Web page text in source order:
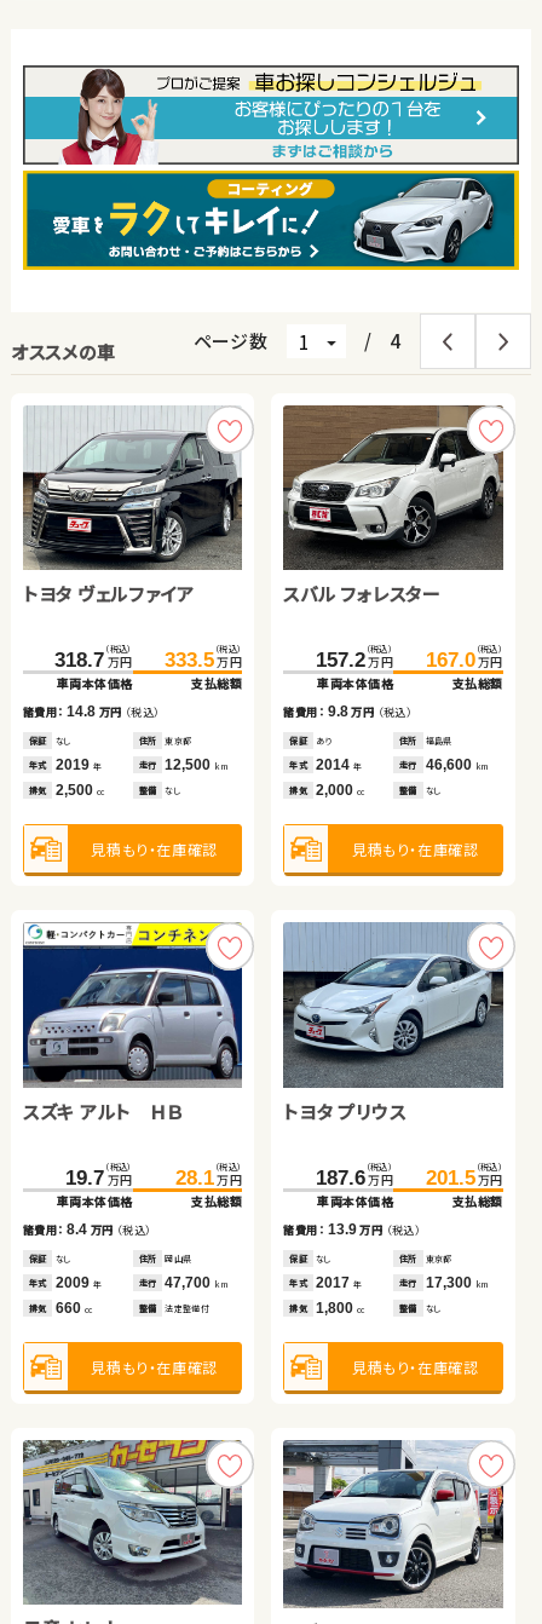
オススメの車 ページ数 / 4
トヨタ ヴェルファイア
318.7 （税込）
万円
車両本体価格
333.5 （税込）
万円
支払総額
諸費用：14.8 万円 （税込）
保証 なし 住所 東京都
年式 2019 年 走行 12,500 km
排気 2,500 cc 整備 なし
見積もり・在庫確認
スバル フォレスター
157.2 （税込）
万円
車両本体価格
167.0 （税込）
万円
支払総額
諸費用： 9.8万円 （税込）
保証 あり 住所 福島県
年式 2014年 走行 46,600 km
排気 2,000cc 整備 なし
見積もり・在庫確認
スズキ アルト ＨＢ
19.7 （税込）
万円
車両本体価格
28.1 （税込）
万円
支払総額
諸費用：8.4 万円 （税込）
保証 なし 住所 岡山県
年式 2009 年 走行 47,700 km
排気 660 cc 整備 法定整備付
見積もり・在庫確認
トヨタ プリウス
187.6 （税込）
万円
車両本体価格
201.5 （税込）
万円
支払総額
諸費用： 13.9万円 （税込）
保証 なし 住所 東京都
年式 2017年 走行 17,300 km
排気 1,800cc 整備 なし
見積もり・在庫確認
トヨタ ノア
139.1 （税込）
万円
車両本体価格
149.8 （税込）
万円
支払総額
諸費用：10.7 万円 （税込）
保証 あり 住所 青森県
年式 2019 年 走行 125,500km
排気 2,000 cc 整備 法定整備付
見積もり・在庫確認
日産 エクストレイル
242.3 （税込）
万円
車両本体価格
252.6 （税込）
万円
支払総額
諸費用： 10.3万円（税込）
保証 なし 住所 福島県
年式 2021年 走行 22,500 km
排気 2,000cc 整備 なし
見積もり・在庫確認
トヨタ ルーミー
131.2 （税込）
万円
車両本体価格
138.0 （税込）
万円
支払総額
諸費用：6.8 万円 （税込）
保証 あり 住所 青森県
年式 2019 年 走行 43,000 km
排気 1,000 整備 法定整備付
見積もり・在庫確認
トヨタ ルーミー
153.8 （税込）
万円
車両本体価格
165.5 （税込）
万円
支払総額
諸費用： 11.7万円 （税込）
保証 あり 住所 埼玉県
年式 2022年 走行 24,800 km
排気 1,000cc 整備 なし
見積もり・在庫確認
ホンダ フリード
153.0 （税込）
万円
車両本体価格
167.4 （税込）
万円
支払総額
諸費用：14.4 万円 （税込）
保証 あり 住所 埼玉県
年式 2017 年 走行 16,100 km
排気 1,500 cc 整備 法定整備付
見積もり・在庫確認
日産 エクストレイル
147.8 （税込）
万円
車両本体価格
159.8 （税込）
万円
支払総額
諸費用： 12.0万円（税込）
保証 あり 住所 埼玉県
年式 2018年 走行 67,700 km
排気 2,000cc 整備 法定整備付
見積もり・在庫確認
トヨタ ヴェルファイア
212.7 （税込）
万円
車両本体価格
227.5 （税込）
万円
支払総額
諸費用：14.8万円（税込）
保証 なし 住所 埼玉県
年式 2015 年 走行 53,300 km
排気 2,500 整備 なし
見積もり・在庫確認
トヨタ ノア
131.6 （税込）
万円
車両本体価格
145.2 （税込）
万円
支払総額
諸費用： 13.6万円 （税込）
保証 あり 住所 福島県
年式 2013年 走行 57,400 km
排気 2,000cc 整備 なし
見積もり・在庫確認
スズキ ワゴンＲ スティン
19.7 （税込）
万円
車両本体価格
24.2 （税込）
万円
支払総額
諸費用：4.5万円（税込）
保証 なし 住所 岡山県
年式 2009 年 走行 113,100km
排気 660cc 整備 法定整備付
見積もり・在庫確認
トヨタ アクア
196.1 （税込）
万円
車両本体価格
205.7 （税込）
万円
支払総額
諸費用： 9.6万円 （税込）
保証 なし 住所 福島県
年式 2022年 走行 29,800 km
排気 1,500cc 整備 なし
見積もり・在庫確認